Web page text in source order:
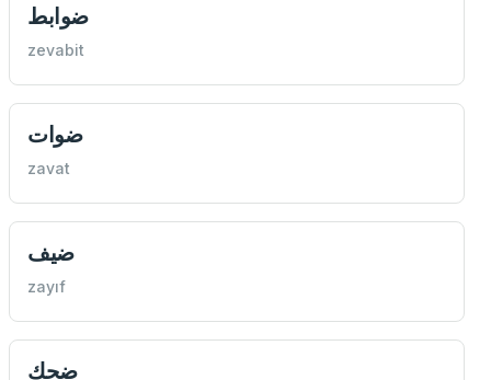
ضوابط
zevabit
ضوات
zavat
ضيف
zayıf
ضحك